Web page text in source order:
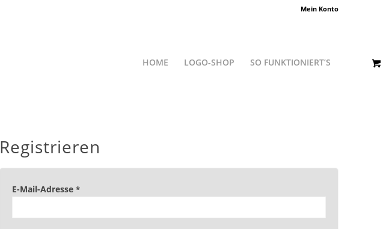
Mein Konto
HOME LOGO-SHOP SO FUNKTIONIERT’S
Registrieren
E-Mail-Adresse *